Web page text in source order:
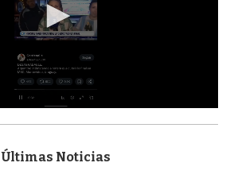
Últimas Noticias